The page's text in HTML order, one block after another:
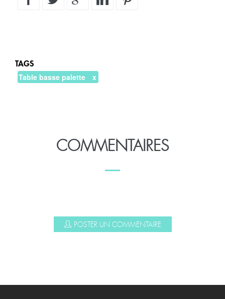
TAGS
Table basse palette
COMMENTAIRES
POSTER UN COMMENTAIRE